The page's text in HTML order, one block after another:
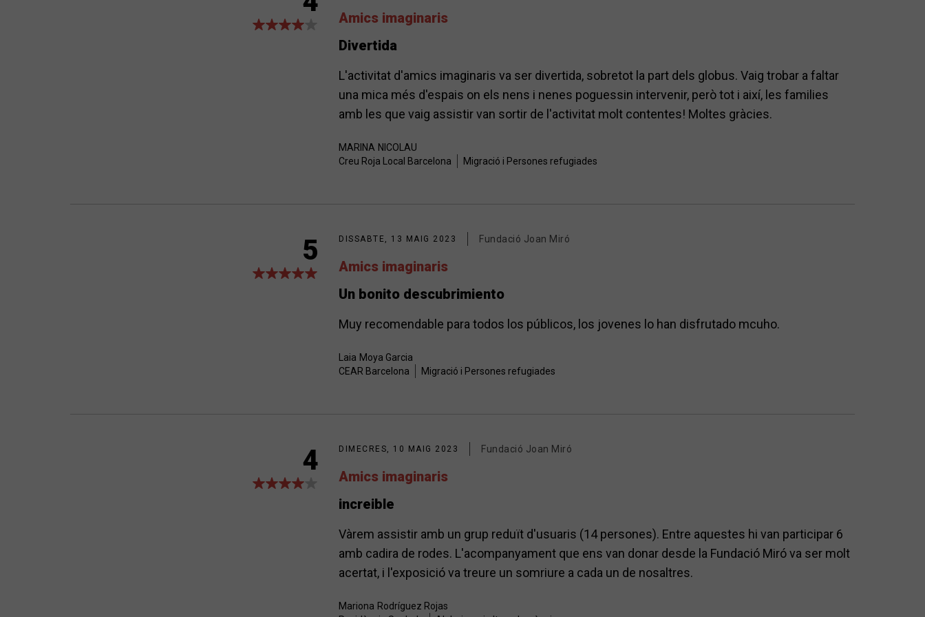
Amics imaginaris
Divertida
L'activitat d'amics imaginaris va ser divertida, sobretot la part dels globus. Vaig trobar a faltar
una mica més d'espais on els nens i nenes poguessin intervenir, però tot i així, les families
amb les que vaig assistir van sortir de l'activitat molt contentes! Moltes gràcies.
MARINA NICOLAU
Creu Roja Local Barcelona
Migració i Persones refugiades
5 DISSABTE, 13 MAIG 2023 Fundació Joan Miró
Amics imaginaris
Un bonito descubrimiento
Muy recomendable para todos los públicos, los jovenes lo han disfrutado mcuho.
Laia Moya Garcia
CEAR Barcelona
Migració i Persones refugiades
4 DIMECRES, 10 MAIG 2023 Fundació Joan Miró
Amics imaginaris
increible
Vàrem assistir amb un grup reduït d'usuaris (14 persones). Entre aquestes hi van participar 6
amb cadira de rodes. L'acompanyament que ens van donar desde la Fundació Miró va ser molt
acertat, i l'exposició va treure un somriure a cada un de nosaltres.
Mariona Rodríguez Rojas